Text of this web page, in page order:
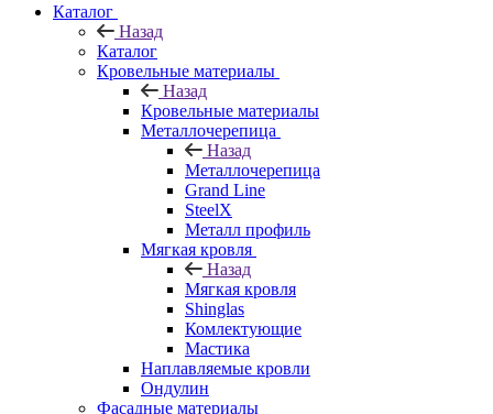
Каталог
Назад
Каталог
Кровельные материалы
Назад
Кровельные материалы
Металлочерепица
Назад
Металлочерепица
Grand Line
SteelX
Металл профиль
Мягкая кровля
Назад
Мягкая кровля
Shinglas
Комлектующие
Мастика
Наплавляемые кровли
Ондулин
Фасадные материалы